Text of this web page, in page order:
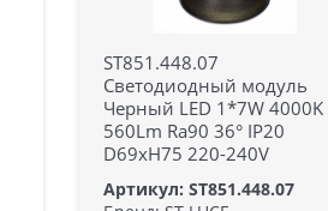
ST851.448.07
Светодиодный модуль
Черный LED 1*7W 4000K
560Lm Ra90 36° IP20
D69xH75 220-240V
Артикул: ST851.448.07